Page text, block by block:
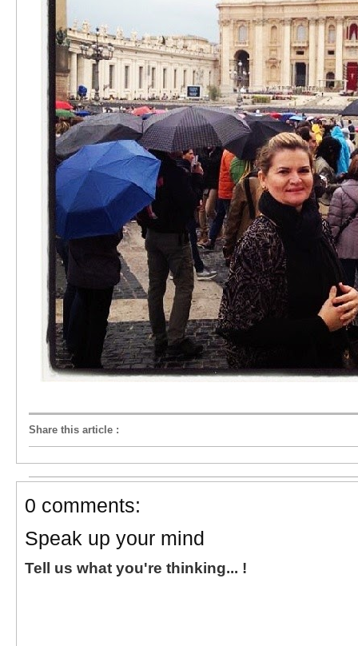
Share this article :
0 comments:
Speak up your mind
Tell us what you're thinking... !